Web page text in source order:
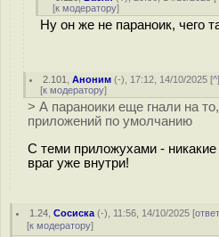
[к модератору]
Ну он же не параноик, чего
2.101 ,Аноним (-), 17:12, 14/10/2025 [^
[к модератору]
> А параноики еще гнали на
приложений по умолчанию
С теми приложухами -
враг уже внутри!
1.24 ,Сосиска (-), 11:56, 14/10/2025 [
[к модератору]